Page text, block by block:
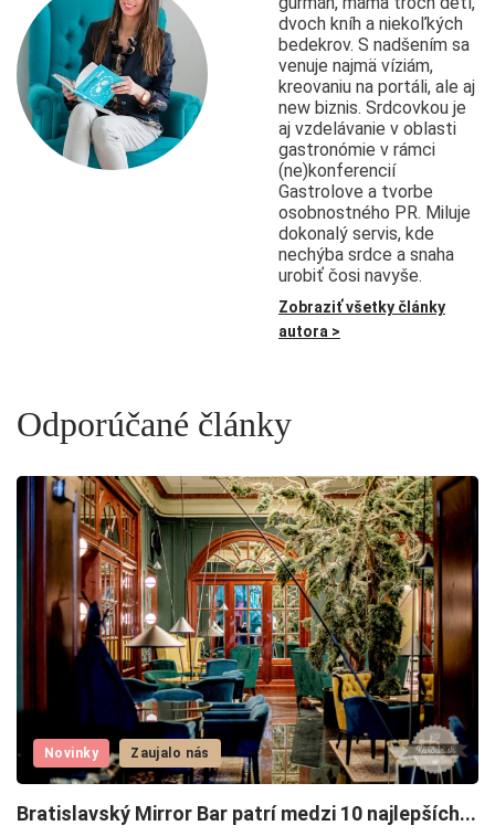
dvoch kníh a niekoľkých
bedekrov. S nadšením sa
venuje najmä víziám,
kreovaniu na portáli, ale aj
new biznis. Srdcovkou je
aj vzdelávanie v oblasti
gastronómie v rámci
(ne)konferencií
Gastrolove a tvorbe
osobnostného PR. Miluje
dokonalý servis, kde
nechýba srdce a snaha
urobiť čosi navyše.
Zobraziť všetky články
autora >
Odporúčané články
Novinky Zaujalo nás
Bratislavský Mirror Bar patrí medzi 10 najlepších...